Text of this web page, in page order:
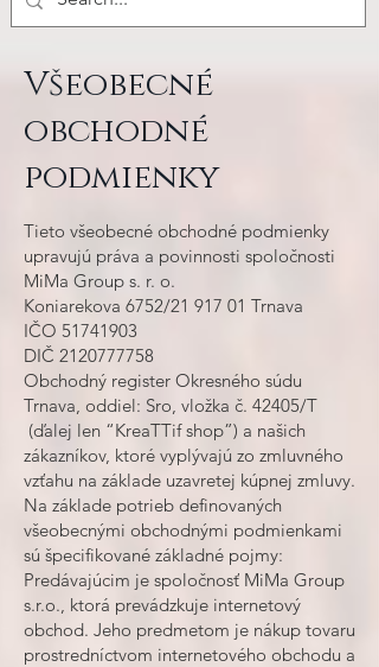
Všeobecné
obchodné
podmienky
Tieto všeobecné obchodné podmienky
upravujú práva a povinnosti spoločnosti
MiMa Group s. r. o.
Koniarekova 6752/21 917 01 Trnava
IČO 51741903
DIČ 2120777758
Obchodný register Okresného súdu
Trnava, oddiel: Sro, vložka č. 42405/T
(ďalej len “KreaTTif shop”) a našich
zákazníkov, ktoré vyplývajú zo zmluvného
vzťahu na základe uzavretej kúpnej zmluvy.
Na základe potrieb definovaných
všeobecnými obchodnými podmienkami
sú špecifikované základné pojmy:
Predávajúcim je spoločnosť MiMa Group
s.r.o., ktorá prevádzkuje internetový
obchod. Jeho predmetom je nákup tovaru
prostredníctvom internetového obchodu a